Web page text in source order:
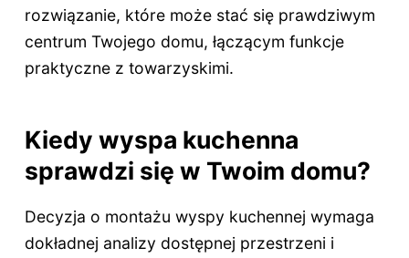
rozwiązanie, które może stać się prawdziwym
centrum Twojego domu, łączącym funkcje
praktyczne z towarzyskimi.
Kiedy wyspa kuchenna
sprawdzi się w Twoim domu?
Decyzja o montażu wyspy kuchennej wymaga
dokładnej analizy dostępnej przestrzeni i